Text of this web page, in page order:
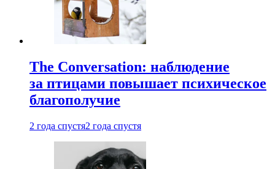
The Conversation: наблюдение
за птицами повышает психическое
благополучие
2 года спустя2 года спустя